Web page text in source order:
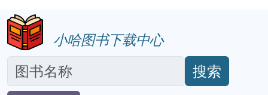
小哈图书下载中心
搜索